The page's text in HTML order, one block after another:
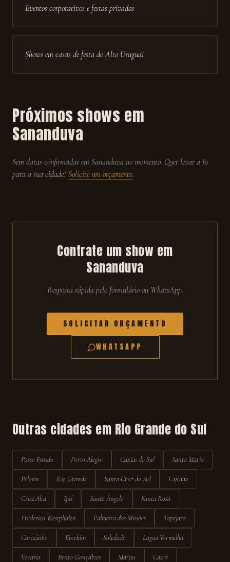
Eventos corporativos e festas privadas
Shows em casas de festa do Alto Uruguai
Próximos shows em
Sananduva
Sem datas confirmadas em Sananduva no momento. Quer levar a Ju
para a sua cidade? Solicite um orçamento.
Contrate um show em
Sananduva
Resposta rápida pelo formulário ou WhatsApp.
SOLICITAR ORÇAMENTO
WHATSAPP
Outras cidades em Rio Grande do Sul
Passo Fundo Porto Alegre Caxias do Sul Santa Maria
Pelotas Rio Grande Santa Cruz do Sul Lajeado
Cruz Alta Ijuí Santo Ângelo Santa Rosa
Frederico Westphalen Palmeira das Missões Tapejara
Carazinho Erechim Soledade Lagoa Vermelha
Vacaria Bento Gonçalves Marau Casca